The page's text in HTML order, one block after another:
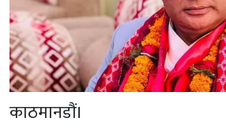
काठमानडौं।